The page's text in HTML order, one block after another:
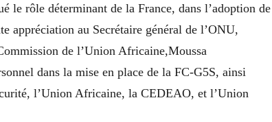
le rôle déterminant de la France, dans l’adoption de
appréciation au Secrétaire général de l’ONU,
de l’Union Africaine,Moussa
dans la mise en place de la FC-G5S, ainsi
l’Union Africaine, la CEDEAO, et l’Union